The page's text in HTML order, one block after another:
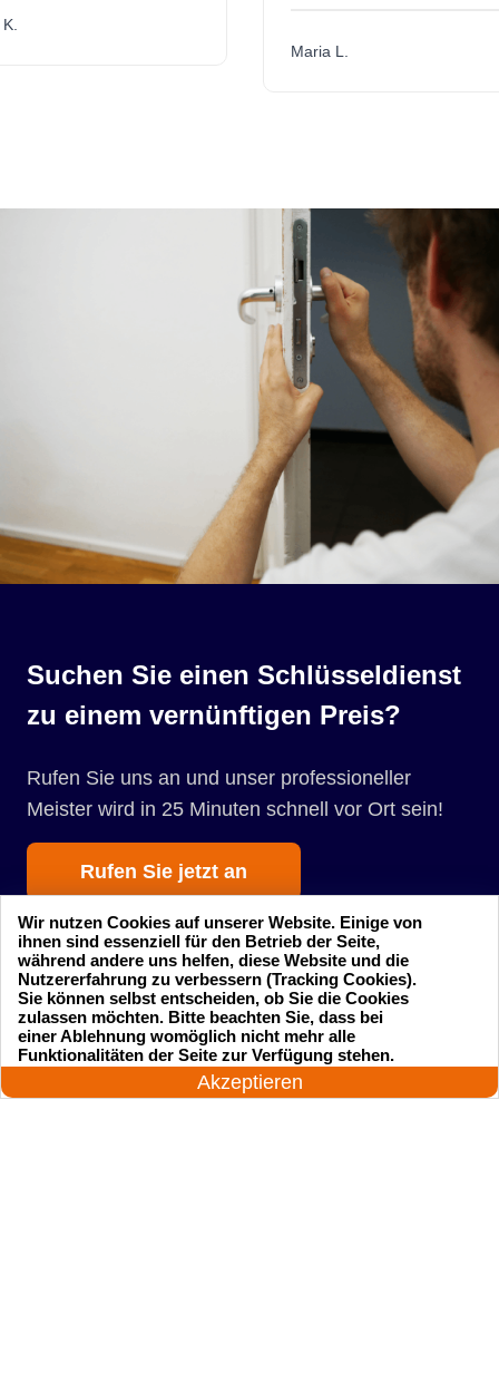
Maria L.
Suchen Sie einen Schlüsseldienst
zu einem vernünftigen Preis?
Rufen Sie uns an und unser professioneller
Meister wird in 25 Minuten schnell vor Ort sein!
Rufen Sie jetzt an
Startseite Einsatzgebiete
Preise
24 Stunden am Tag
Akzeptieren
Wir nutzen Cookies auf unserer Website. Einige von
ihnen sind essenziell für den Betrieb der Seite,
während andere uns helfen, diese Website und die
Nutzererfahrung zu verbessern (Tracking Cookies).
Sie können selbst entscheiden, ob Sie die Cookies
zulassen möchten. Bitte beachten Sie, dass bei
einer Ablehnung womöglich nicht mehr alle
Funktionalitäten der Seite zur Verfügung stehen.